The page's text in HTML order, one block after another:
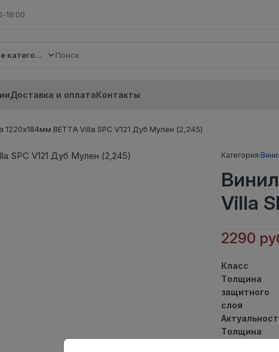
19:00
Все категории
Доставка и оплатаКонтакты
1220х184мм BETTA Villa SPC V121 Дуб Мулен (2,245)
Категория:
Villa
2290
Класс
Толщина
защитного
слоя
Толщина